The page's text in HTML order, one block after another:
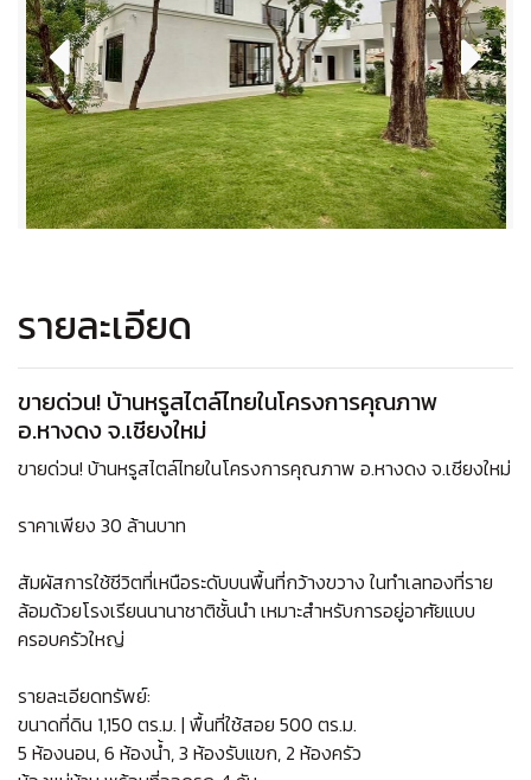
รายละเอียด
ขายด่วน! บ้านหรูสไตล์ไทยในโครงการคุณภาพ
อ.หางดง จ.เชียงใหม่
ขายด่วน! บ้านหรูสไตล์ไทยในโครงการคุณภาพ อ.หางดง จ.เชียงใหม่
ราคาเพียง 30 ล้านบาท
สัมผัสการใช้ชีวิตที่เหนือระดับบนพื้นที่กว้างขวาง ในทำเลทองที่ราย
ล้อมด้วยโรงเรียนนานาชาติชั้นนำ เหมาะสำหรับการอยู่อาศัยแบบ
ครอบครัวใหญ่
รายละเอียดทรัพย์:
ขนาดที่ดิน 1,150 ตร.ม. | พื้นที่ใช้สอย 500 ตร.ม.
5 ห้องนอน, 6 ห้องน้ำ, 3 ห้องรับแขก, 2 ห้องครัว